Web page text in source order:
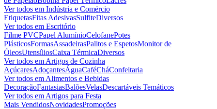
Ver todos em Indústria e Comércio
EtiquetasFitas AdesivasSulfiteDiversos
Ver todos em Escritório
Filme PVCPapel AlumínioCelofanePotes
PlásticosFormasAssadeirasPalitos e EspetosMonitor de
ÓleosUtensíliosCaixa TérmicaDiversos
Ver todos em Artigos de Cozinha
AçúcaresAdoçantesÁguaCaféCháConfeitaria
Ver todos em Alimentos e Bebidas
DecoraçãoFantasiasBalõesVelasDescartáveis Temáticos
Ver todos em Artigos para Festa
Mais VendidosNovidadesPromoções